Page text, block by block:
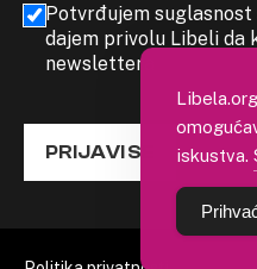
Potvrđujem
dajem privolu Libeli da
newslettera
PRIJAVI SE
iskustva.